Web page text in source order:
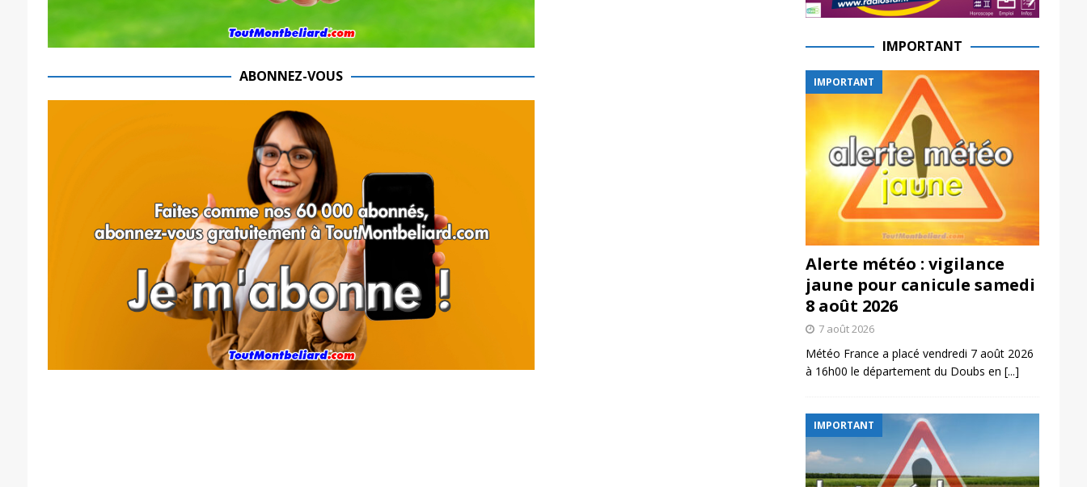
ABONNEZ-VOUS
IMPORTANT
IMPORTANT
Alerte météo : vigilance
jaune pour canicule samedi
8 août 2026
7 août 2026
Météo France a placé vendredi 7 août 2026
à 16h00 le département du Doubs en [...]
IMPORTANT